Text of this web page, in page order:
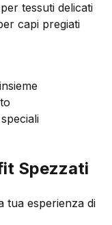
tessuti delicati
capi pregiati
Spezzati
tua esperienza di